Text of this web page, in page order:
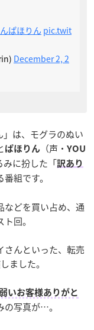
ぱほりん pic.twit
December 2, 2
」は、モグラのぬい
ぱほりん （声・ YOU
みに扮した「訳あり
組です。
などを買い占め、通
回。
さんといった、転売
ました。
いお客様ありがと
の写真が…。